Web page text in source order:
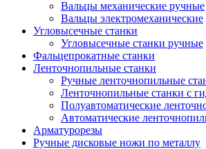
Вальцы механические ручные
Вальцы электромеханические
Угловысечные станки
Угловысечные станки ручные
Фальцепрокатные станки
Ленточнопильные станки
Ручные ленточнопильные
Ленточнопильные станки с
Полуавтоматические
Автоматические
Арматурорезы
Ручные дисковые ножи по металлу